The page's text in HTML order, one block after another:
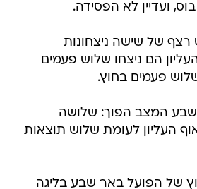
ועדיין לא הפסידה.
רצף של שישה ניצחונות
הם ניצחו שלוש פעמים
פעמים בחוץ.
המצב הפוך: שלושה
העליון לעומת שלוש תוצאות
של הפועל באר שבע בליגה